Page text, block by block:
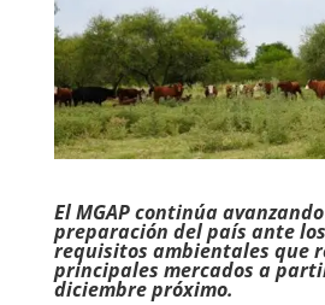
El MGAP continúa
preparación del país ante
requisitos ambientales que
principales mercados a
diciembre próximo.